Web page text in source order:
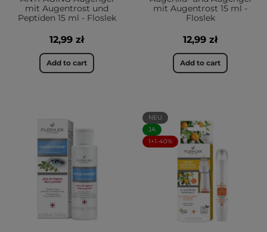
mit Augentrost und
Peptiden 15 ml - Floslek
12,99 zł
Add to cart
mit Augentrost 15 ml -
Floslek
12,99 zł
Add to cart
NEU
JA
1+1-40%